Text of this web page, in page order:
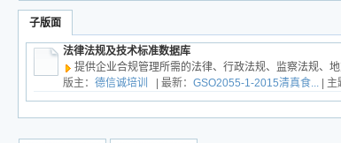
子版面
法律法规及技术标准数据库
提供企业合规管理所需的法律、行政法规、监察法规、
版主： 德信诚培训 | 最新： GSO2055-1-2015清真食...| 主